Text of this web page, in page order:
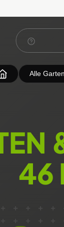
Alle
46